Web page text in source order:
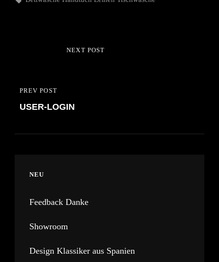
Beitragsnavigation
PREVIOUS
POST
PREV POST
USER-LOGIN
NEXT POST
NEU
Feedback Danke
Showroom
Design Klassiker aus Spanien